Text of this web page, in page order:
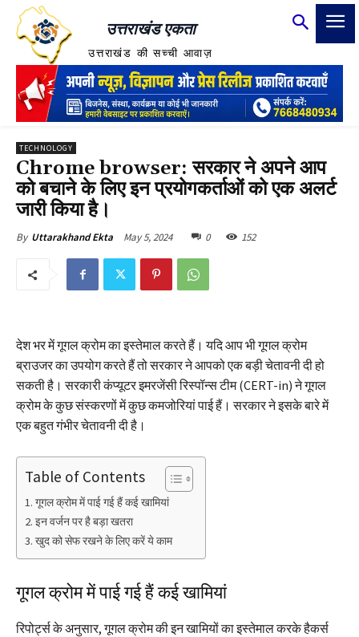
उत्तराखंड एकता
उत्तराखंड की सच्ची आवाज़
TECHNOLOGY
Chrome browser: सरकार ने अपने आप
को बचाने के लिए इन प्रयोगकर्ताओं को एक अलर्ट
जारी किया है।
By Uttarakhand Ekta May 5, 2024 0 152
देश भर में गूगल क्रोम का इस्तेमाल करते हैं। यदि आप भी गूगल क्रोम
ब्राउजर का उपयोग करते हैं तो सरकार ने आपको एक बड़ी चेतावनी दी हो
सकती है। सरकारी कंप्यूटर इमरजेंसी रिस्पॉन्स टीम (CERT-in) ने गूगल
क्रोम के कुछ संस्करणों में कुछ कमजोरियां पाई हैं। सरकार ने इसके बारे में
एक बहुत गंभीर चेतावनी दी है।
Table of Contents
गूगल क्रोम में पाई गई हैं कई खामियां
इन वर्जन पर है बड़ा खतरा
खुद को सेफ रखने के लिए करें ये काम
गूगल क्रोम में पाई गई हैं कई खामियां
रिपोर्ट्स के अनुसार, गूगल क्रोम की इन खामियों का इस्तेमाल करके हैकर्स